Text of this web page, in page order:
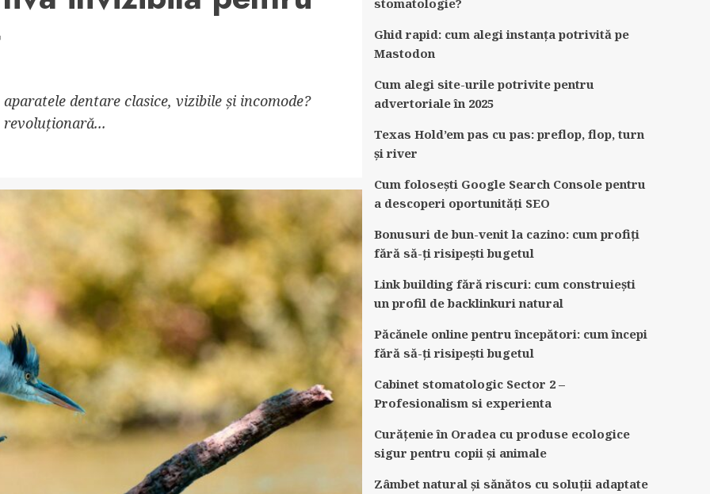
dentare clasice, vizibile și incomode?
stomatologie?
Ghid rapid: cum alegi instanța potrivită pe
Mastodon
Cum alegi site-urile potrivite pentru
advertoriale în 2025
Texas Hold’em pas cu pas: preflop, flop, turn
și river
Cum folosești Google Search Console pentru
a descoperi oportunități SEO
Bonusuri de bun-venit la cazino: cum profiți
fără să-ți risipești bugetul
Link building fără riscuri: cum construiești
un profil de backlinkuri natural
Păcănele online pentru începători: cum începi
fără să-ți risipești bugetul
Cabinet stomatologic Sector 2 –
Profesionalism si experienta
Curățenie în Oradea cu produse ecologice
sigur pentru copii și animale
Zâmbet natural și sănătos cu soluții adaptate